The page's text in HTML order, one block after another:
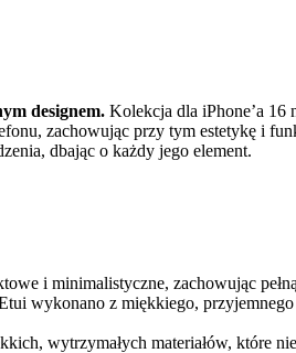
designem. Kolekcja dla iPhone’a 16
zachowując przy tym estetykę i
dbając o każdy jego element.
i minimalistyczne, zachowując
wykonano z miękkiego,
wytrzymałych materiałów, które